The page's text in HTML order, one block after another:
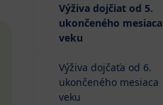
Výživa dojčiat od 5.
ukončeného mesiaca
veku
Výživa dojčaťa od 6.
ukončeného mesiaca
veku